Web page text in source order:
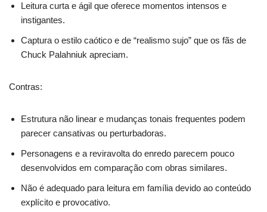
Leitura curta e ágil que oferece momentos intensos e
instigantes.
Captura o estilo caótico e de “realismo sujo” que os fãs de
Chuck Palahniuk apreciam.
Contras:
Estrutura não linear e mudanças tonais frequentes podem
parecer cansativas ou perturbadoras.
Personagens e a reviravolta do enredo parecem pouco
desenvolvidos em comparação com obras similares.
Não é adequado para leitura em família devido ao conteúdo
explícito e provocativo.